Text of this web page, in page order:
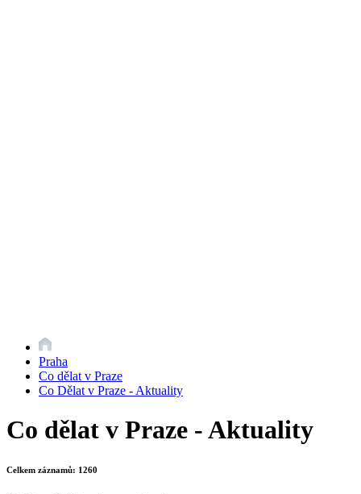
Praha
Co dělat v Praze
Co Dělat v Praze - Aktuality
Co dělat v Praze - Aktuality
Celkem záznamů: 1260